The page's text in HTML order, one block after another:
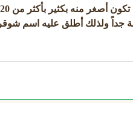
جداً ولذلك أطلق عليه اسم